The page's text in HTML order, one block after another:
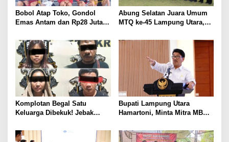
Bobol Atap Toko, Gondol
Emas Antam dan Rp28 Juta!
Bersama Reskrim Polsek
Kotabumi Kota Bekuk
Komplotan Curat
Abung Selatan Juara Umum
MTQ ke-45 Lampung Utara,
dengan Prestasi Gemilang
Komplotan Begal Satu
Keluarga Dibekuk! Jebak
Todong Airsoft Gun lalu
Gondol Motor
Bupati Lampung Utara
Hamartoni, Minta Mitra MBG
Anak Penerima Manfaat